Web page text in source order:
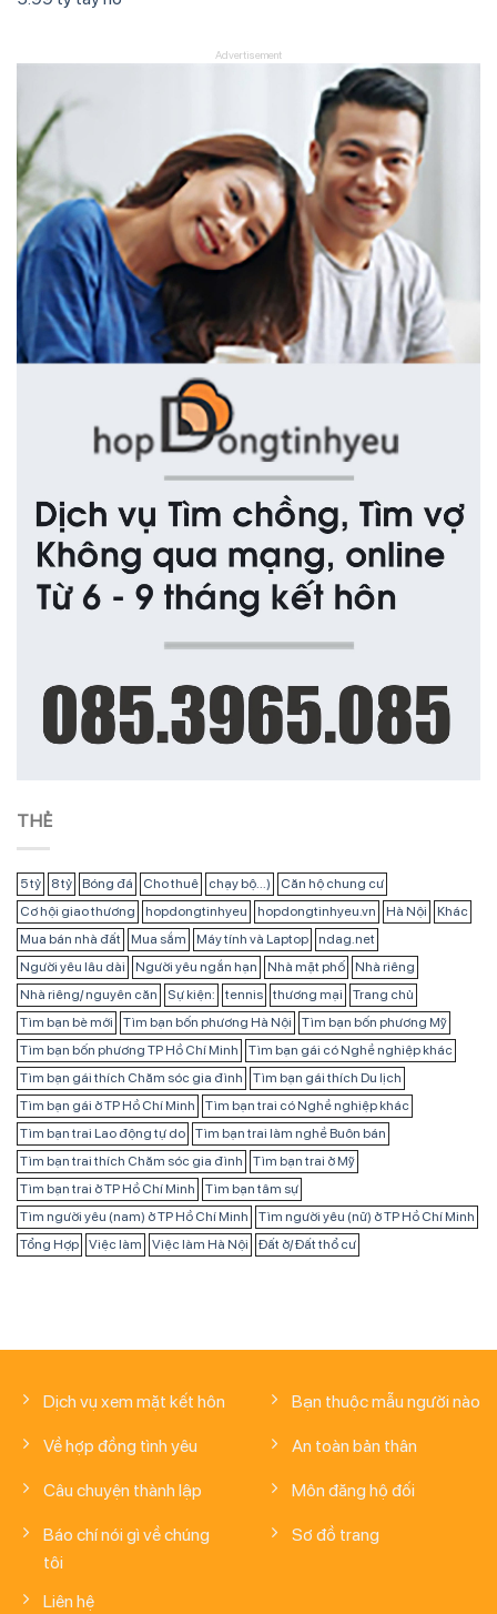
Advertisement
THẺ
5 tỷ 8 tỷ Bóng đá Cho thuê chạy bộ...)
Căn hộ chung cư
Cơ hội giao thương
hopdongtinhyeu hopdongtinhyeu.vn Hà Nội
Khác
Mua bán nhà đất
Mua sắm Máy tính và Laptop
ndag.net
Người yêu lâu dài
Người yêu ngắn hạn Nhà mặt phố
Nhà riêng
Nhà riêng/ nguyên căn
Sự kiện: tennis thương mại
Trang chủ
Tìm bạn bè mới
Tìm bạn bốn phương Hà Nội
Tìm bạn bốn phương Mỹ
Tìm bạn bốn phương TP Hồ Chí Minh
Tìm bạn gái có Nghề nghiệp khác
Tìm bạn gái thích Chăm sóc gia đình
Tìm bạn gái thích Du lịch
Tìm bạn gái ở TP Hồ Chí Minh
Tìm bạn trai có Nghề nghiệp khác
Tìm bạn trai Lao động tự do
Tìm bạn trai làm nghề Buôn bán
Tìm bạn trai thích Chăm sóc gia đình
Tìm bạn trai ở Mỹ
Tìm bạn trai ở TP Hồ Chí Minh
Tìm bạn tâm sự
Tìm người yêu (nam) ở TP Hồ Chí Minh
Tìm người yêu (nữ) ở TP Hồ Chí Minh
Tổng Hợp
Việc làm Việc làm Hà Nội Đất ở/ Đất thổ cư
Dịch vụ xem mặt kết hôn
Về hợp đồng tình yêu
Câu chuyện thành lập
Báo chí nói gì về chúng
tôi
Liên hệ
Bạn thuộc mẫu người nào
An toàn bản thân
Môn đăng hộ đối
Sơ đồ trang